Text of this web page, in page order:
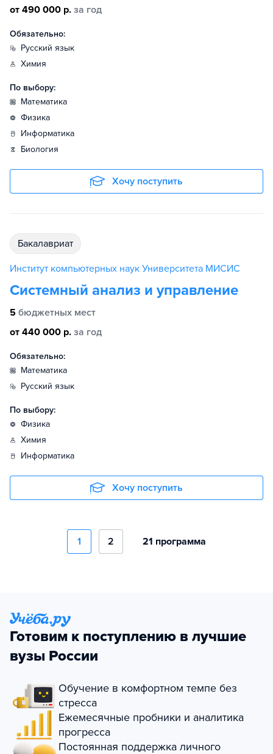
от 490 000 р. за год
Обязательно:
русский язык
химия
По выбору:
математика
физика
информатика
биология
Хочу поступить
бакалавриат
Институт компьютерных наук Университета МИСИС
Системный анализ и управление
5 бюджетных мест
от 440 000 р. за год
Обязательно:
математика
русский язык
По выбору:
физика
химия
информатика
Хочу поступить
1 2 21 программа
Готовим к поступлению в лучшие
вузы России
Обучение в комфортном темпе без
стресса
Ежемесячные пробники и аналитика
прогресса
Постоянная поддержка личного